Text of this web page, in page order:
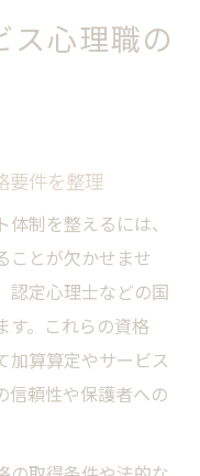
ス心理職の
要件を整理
制を整えるには、
ことが欠かせませ
認定心理士などの国
す。これらの資格
加算算定やサービス
信頼性や保護者への